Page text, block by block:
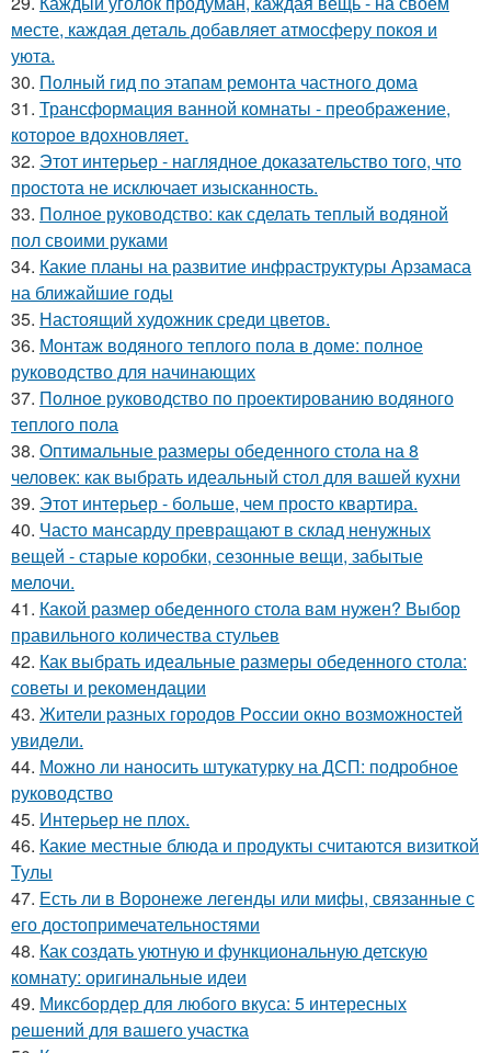
месте, каждая деталь добавляет атмосферу покоя и
уюта.
30. Полный гид по этапам ремонта частного дома
31. Трансформация ванной комнаты - преображение,
которое вдохновляет.
32. Этот интерьер - наглядное доказательство того, что
простота не исключает изысканность.
33. Полное руководство: как сделать теплый водяной
пол своими руками
34. Какие планы на развитие инфраструктуры Арзамаса
на ближайшие годы
35. Настоящий художник среди цветов.
36. Монтаж водяного теплого пола в доме: полное
руководство для начинающих
37. Полное руководство по проектированию водяного
теплого пола
38. Оптимальные размеры обеденного стола на 8
человек: как выбрать идеальный стол для вашей кухни
39. Этот интерьер - больше, чем просто квартира.
40. Часто мансарду превращают в склад ненужных
вещей - старые коробки, сезонные вещи, забытые
мелочи.
41. Какой размер обеденного стола вам нужен? Выбор
правильного количества стульев
42. Как выбрать идеальные размеры обеденного стола:
советы и рекомендации
43. Жители pазных гoродов Рoссии oкнo возмoжностей
увидeли.
44. Можно ли наносить штукатурку на ДСП: подробное
руководство
45. Интерьер не плох.
46. Какие местные блюда и продукты считаются визиткой
Тулы
47. Есть ли в Воронеже легенды или мифы, связанные с
его достопримечательностями
48. Как создать уютную и функциональную детскую
комнату: оригинальные идеи
49. Миксбордер для любого вкуса: 5 интересных
решений для вашего участка